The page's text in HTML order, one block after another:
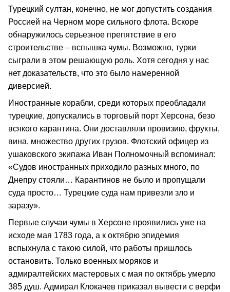
Турецкий султан, конечно, не мог допустить создания
Россией на Черном море сильного флота. Вскоре
обнаружилось серьезное препятствие в его
строительстве – вспышка чумы. Возможно, турки
сыграли в этом решающую роль. Хотя сегодня у нас
нет доказательств, что это было намеренной
диверсией.
Иностранные корабли, среди которых преобладали
турецкие, допускались в торговый порт Херсона, безо
всякого карантина. Они доставляли провизию, фрукты,
вина, множество других грузов. Флотский офицер из
ушаковского экипажа Иван Полномочный вспоминал:
«Судов иностранных приходило разных много, по
Днепру стояли… Карантинов не было и пропущали
суда просто… Турецкие суда нам привезли зло и
заразу».
Первые случаи чумы в Херсоне проявились уже на
исходе мая 1783 года, а к октябрю эпидемия
вспыхнула с такою силой, что работы пришлось
остановить. Только военных моряков и
адмиралтейских мастеровых с мая по октябрь умерло
385 душ. Адмирал Клокачев приказал вывести с верфи